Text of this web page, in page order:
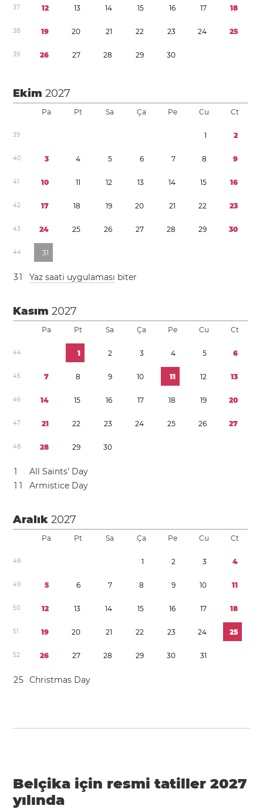
37 12 13 14 15 16 17 18
38 19 20 21 22 23 24 25
39 26 27 28 29 30
Ekim2027
Pa Pt Sa Ça Pe Cu Ct
39 1 2
40 3 4 5 6 7 8 9
41 10 11 12 13 14 15 16
42 17 18 19 20 21 22 23
43 24 25 26 27 28 29 30
44 31
31 Yaz saati uygulaması biter
Kasım2027
Pa Pt Sa Ça Pe Cu Ct
44 1 2 3 4 5 6
45 7 8 9 10 11 12 13
46 14 15 16 17 18 19 20
47 21 22 23 24 25 26 27
48 28 29 30
1
All Saints’ Day
1 1 Armistice Day
Aralık2027
Pa Pt Sa Ça Pe Cu Ct
48 1 2 3 4
49 5 6 7 8 9 10 11
50 12 13 14 15 16 17 18
51 19 20 21 22 23 24 25
52 26 27 28 29 30 31
25 Christmas Day
Belçika için resmi tatiller 2027
yılında